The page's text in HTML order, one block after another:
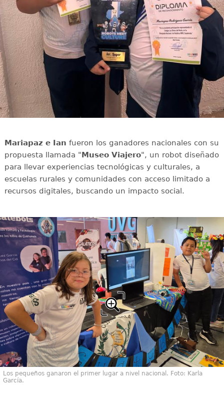
Mariapaz e Ian fueron los ganadores nacionales con su
propuesta llamada "Museo Viajero", un robot diseñado
para llevar experiencias tecnológicas y culturales, a
escuelas rurales y comunidades con acceso limitado a
recursos digitales, buscando un impacto social.
Los pequeños ganaron el primer lugar a nivel nacional. Foto: Karla
García.